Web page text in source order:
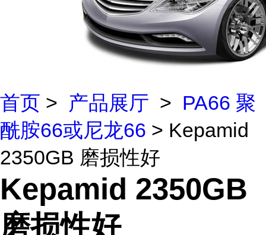
首页 > 产品展厅 > PA66 聚
酰胺66或尼龙66 > Kepamid
2350GB 磨损性好
Kepamid 2350GB
磨损性好